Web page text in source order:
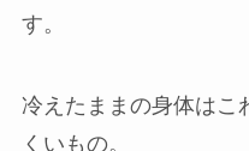
す。
冷えたままの身体はこ
くいもの。